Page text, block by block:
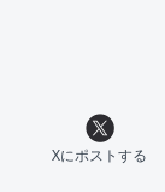
Xにポストする